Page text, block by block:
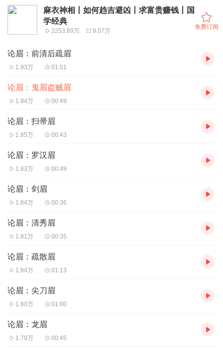
相》，居相学之首。古老的相术作为中国传统神秘的文化今
天做到古为今用。
几千年来各种哲学书籍浩如烟海，被淹没的不在少数，但是
命相书籍却始终深受欢迎，如何趋吉避凶？如何求得富贵？
如何识人？如何远离小人？如何在竞争中立于不败之地？人
们试图找到答案。在参考了无数中外哲学后，最终选择了命
术著作。中外学者对这本千古奇书寄予了很大兴趣，或者说
对中国古老的相术-面相学很感兴趣！因为人面本前世道德
所表，知其像，懂人生的吉凶祸福。人的命运本来就不是生
而定终身，但能从长相上侦破命运的某种密码，其"奇"也就
在于此。 《麻衣神相》为北宋人李和(今河南南阳内乡人)弟
子陈抟所撰。它的大量刊印时间约在元末明初，是古代对人
【作者简介】
麻衣道者
【购买须知】
1、《麻衣神相-》为付费有声书，前5集为免费试听，你可
麻衣神相丨如何趋吉避凶丨求富贵赚钱丨国
学经典
2253.89万 9.07万
免费订阅
论眉：前清后疏眉
1.93万 01:01
论眉：鬼眉盗贼眉
1.94万 00:49
论眉：扫帚眉
1.85万 00:43
论眉：罗汉眉
1.83万 00:49
论眉：剑眉
1.84万 00:36
论眉：清秀眉
1.81万 00:35
论眉：疏散眉
1.84万 01:13
论眉：尖刀眉
1.80万 01:00
论眉：龙眉
1.79万 00:45